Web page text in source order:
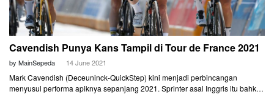
Cavendish Punya Kans Tampil di Tour de France 2021
by MainSepeda 14 June 2021
Mark Cavendish (Deceuninck-QuickStep) kini menjadi perbincangan
menyusul performa apiknya sepanjang 2021. Sprinter asal Inggris itu bahkan